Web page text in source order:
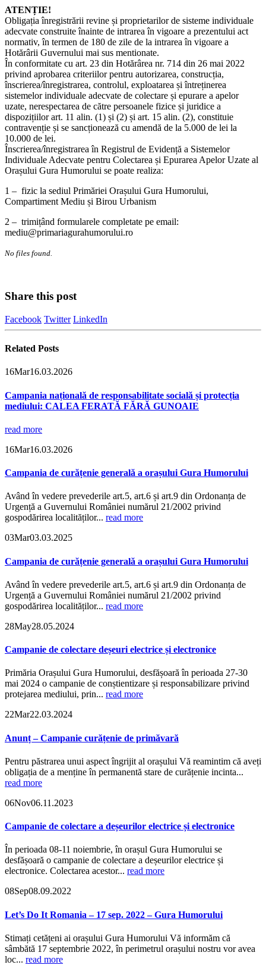
ATENȚIE!
Obligația înregistrării revine și proprietarilor de sisteme individuale
adecvate construite înainte de intrarea în vigoare a prezentului act
normativ, în termen de 180 de zile de la intrarea în vigoare a
Hotărârii Guvernului mai sus mentionate.
În conformitate cu art. 23 din Hotărârea nr. 714 din 26 mai 2022
privind aprobarea criteriilor pentru autorizarea, construcția,
înscrierea/înregistrarea, controlul, exploatarea și întreținerea
sistemelor individuale adecvate de colectare și epurare a apelor
uzate, nerespectarea de către persoanele fizice și juridice a
dispozițiilor art. 11 alin. (1) și (2) și art. 15 alin. (2), constituie
contravenție și se sancționează cu amendă de la 5.000 de lei la
10.000 de lei.
Înscrierea/înregistrarea în Registrul de Evidență a Sistemelor
Individuale Adecvate pentru Colectarea și Epurarea Apelor Uzate al
Orașului Gura Humorului se poate realiza:
1 – fizic la sediul Primăriei Orașului Gura Humorului,
Compartiment Mediu și Birou Urbanism
2 – trimițând formularele completate pe email:
mediu@primariagurahumorului.ro
No files found.
Share this post
Facebook Twitter LinkedIn
Related Posts
16Mar16.03.2026
Campania națională de responsabilitate socială și protecția
mediului: CALEA FERATĂ FĂRĂ GUNOAIE
read more
16Mar16.03.2026
Campania de curățenie generală a orașului Gura Humorului
Având în vedere prevederile art.5, art.6 și art.9 din Ordonanța de
Urgență a Guvernului României numărul 21/2002 privind
gospodărirea localităților... read more
03Mar03.03.2025
Campania de curățenie generală a orașului Gura Humorului
Având în vedere prevederile art.5, art.6 și art.9 din Ordonanța de
Urgență a Guvernului României numărul 21/2002 privind
gospodărirea localităților... read more
28May28.05.2024
Campanie de colectare deșeuri electrice și electronice
Primăria Orașului Gura Humorului, desfășoară în perioada 27-30
mai 2024 o campanie de conștientizare și responsabilizare privind
protejarea mediului, prin... read more
22Mar22.03.2024
Anunț – Campanie curățenie de primăvară
Pentru păstrarea unui aspect îngrijit al orașului Vă reamintim că aveți
obligația de a menține în permanentă stare de curățenie incinta...
read more
06Nov06.11.2023
Campanie de colectare a deșeurilor electrice și electronice
În perioada 08-11 noiembrie, în orașul Gura Humorului se
desfășoară o campanie de colectare a deșeurilor electrice și
electronice. Colectarea acestor... read more
08Sep08.09.2022
Let’s Do It Romania – 17 sep. 2022 – Gura Humorului
Stimați cetățeni ai orașului Gura Humorului Vă informăm că
sâmbătă 17 septembrie 2022, în perimetrul orașului nostru vor avea
loc... read more